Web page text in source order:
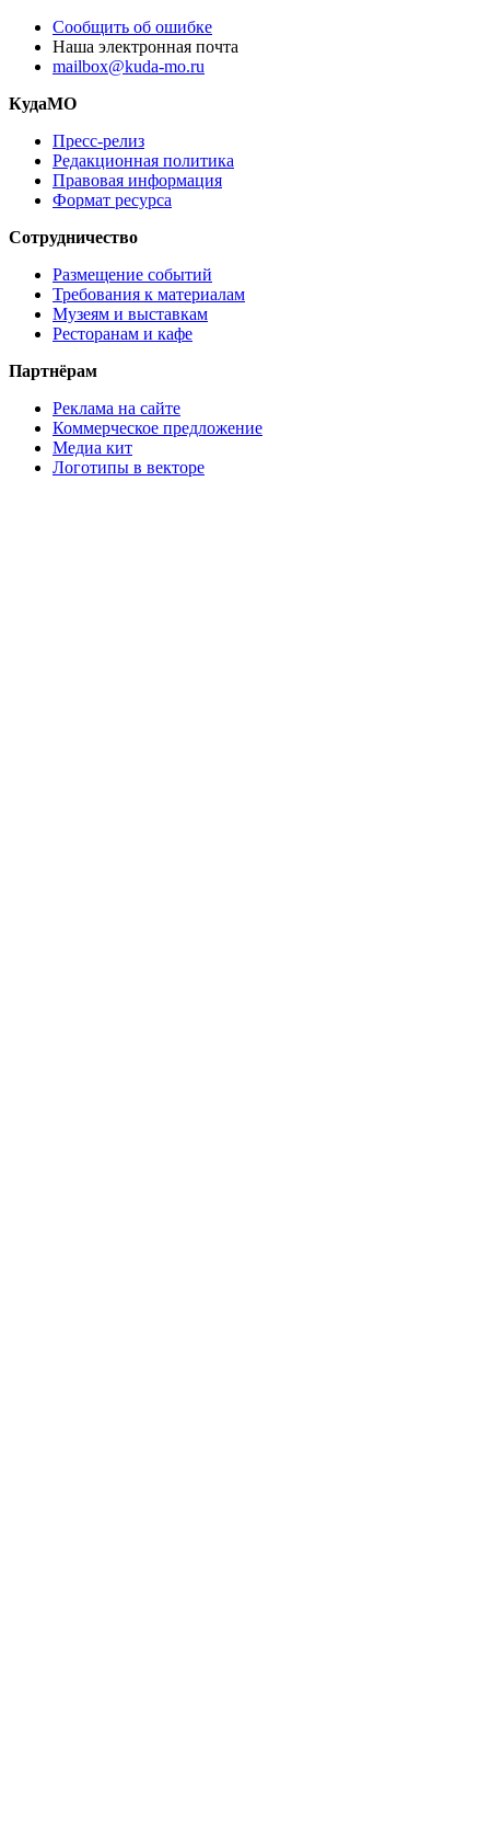
Сообщить об ошибке
Наша электронная почта
mailbox@kuda-mo.ru
КудаМО
Пресс-релиз
Редакционная политика
Правовая информация
Формат ресурса
Сотрудничество
Размещение событий
Требования к материалам
Музеям и выставкам
Ресторанам и кафе
Партнёрам
Реклама на сайте
Коммерческое предложение
Медиа кит
Логотипы в векторе